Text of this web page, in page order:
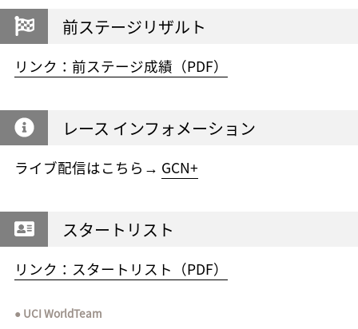
前ステージリザルト
リンク：前ステージ成績（PDF）
レース インフォメーション
ライブ配信はこちら→ GCN+
スタートリスト
リンク：スタートリスト（PDF）
UCI WorldTeam